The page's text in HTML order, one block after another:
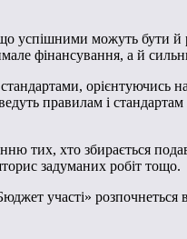
успішними можуть бути й
фінансування, а й
орієнтуючись
правилам і стандартам
тих, хто збирається
задуманих робіт тощо.
участі» розпочнеться